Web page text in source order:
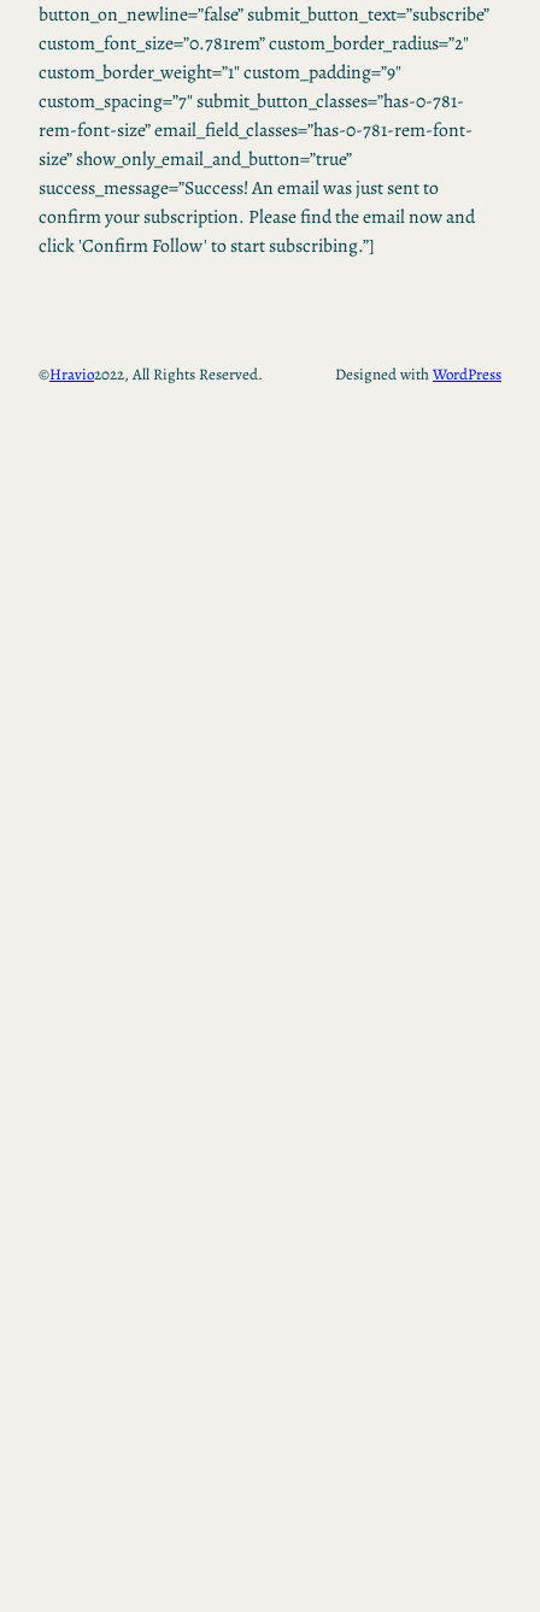
button_on_newline=”false” submit_button_text=”subscribe”
custom_font_size=”0.781rem” custom_border_radius=”2″
custom_border_weight=”1″ custom_padding=”9″
custom_spacing=”7″ submit_button_classes=”has-0-781-
rem-font-size” email_field_classes=”has-0-781-rem-font-
size” show_only_email_and_button=”true”
success_message=”Success! An email was just sent to
confirm your subscription. Please find the email now and
click 'Confirm Follow' to start subscribing.”]
©Hravio2022, All Rights Reserved. Designed withWordPress